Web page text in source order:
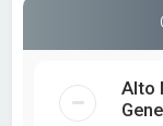
Alto